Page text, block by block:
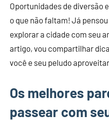
Oportunidades de diversão
o que não faltam! Já
explorar a cidade com seu
artigo, vou compartilhar
você e seu peludo
Os melhores
passear com